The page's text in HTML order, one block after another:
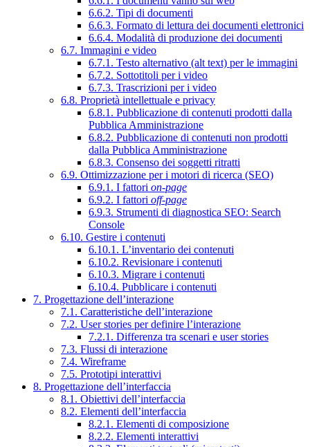
6.6.2. Tipi di documenti
6.6.3. Formato di lettura dei documenti elettronici
6.6.4. Modalità di produzione dei documenti
6.7. Immagini e video
6.7.1. Testo alternativo (alt text) per le immagini
6.7.2. Sottotitoli per i video
6.7.3. Trascrizioni per i video
6.8. Proprietà intellettuale e privacy
6.8.1. Pubblicazione di contenuti prodotti dalla
Pubblica Amministrazione
6.8.2. Pubblicazione di contenuti non prodotti
dalla Pubblica Amministrazione
6.8.3. Consenso dei soggetti ritratti
6.9. Ottimizzazione per i motori di ricerca (SEO)
6.9.1. I fattori on-page
6.9.2. I fattori off-page
6.9.3. Strumenti di diagnostica SEO: Search
Console
6.10. Gestire i contenuti
6.10.1. L’inventario dei contenuti
6.10.2. Revisionare i contenuti
6.10.3. Migrare i contenuti
6.10.4. Pubblicare i contenuti
7. Progettazione dell’interazione
7.1. Caratteristiche dell’interazione
7.2. User stories per definire l’interazione
7.2.1. Differenza tra scenari e user stories
7.3. Flussi di interazione
7.4. Wireframe
7.5. Prototipi interattivi
8. Progettazione dell’interfaccia
8.1. Obiettivi dell’interfaccia
8.2. Elementi dell’interfaccia
8.2.1. Elementi di composizione
8.2.2. Elementi interattivi